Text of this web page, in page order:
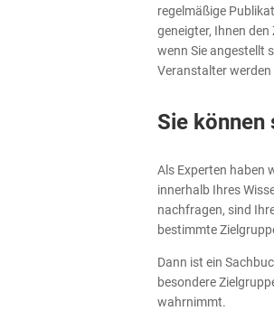
regelmäßige
geneigter, Ihnen
wenn Sie angestellt
Veranstalter werden
Sie
Als Experten haben
innerhalb Ihres
nachfragen, sind
bestimmte
Dann ist ein
besondere
wahrnimmt.